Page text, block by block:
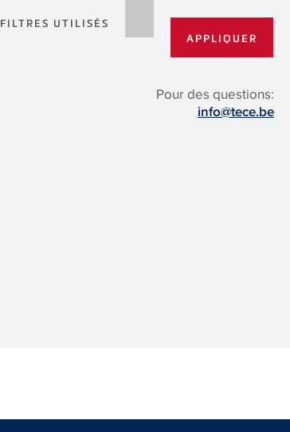
FILTRES UTILISÉS
Pour des questions:
info@tece.be